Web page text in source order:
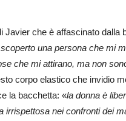
Javier che è affascinato dalla
una persona che mi
che mi attirano, ma non
corpo elastico che invidio
la bacchetta: «la donna è
irrispettosa nei confronti dei